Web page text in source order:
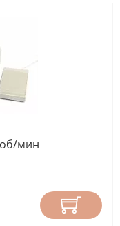
об/мин